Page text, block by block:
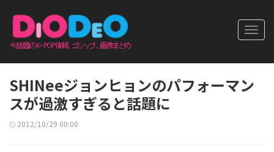
SHINeeジョンヒョンのパフォーマン
スが過激すぎると話題に
2012/10/29 00:00